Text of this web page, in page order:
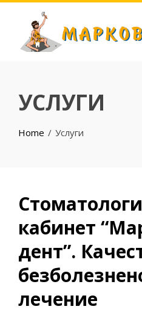
content
УСЛУГИ
Home Услуги
кабинет
дент”.
лечение